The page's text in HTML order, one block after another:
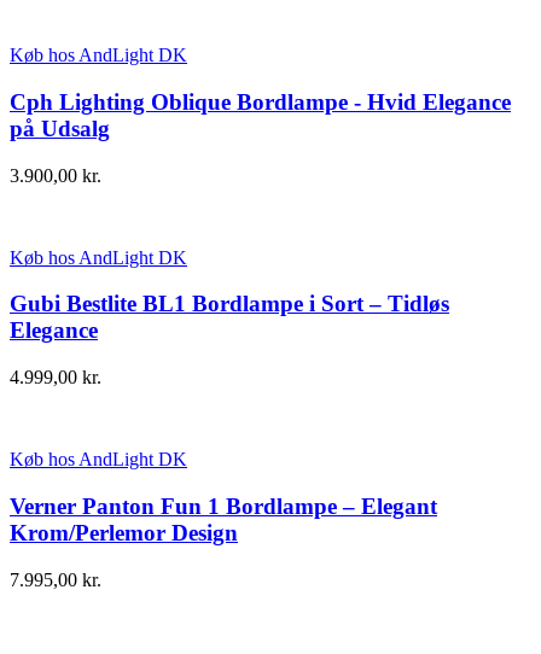
Køb hos AndLight DK
Cph Lighting Oblique Bordlampe - Hvid Elegance
på Udsalg
3.900,00 kr.
Køb hos AndLight DK
Gubi Bestlite BL1 Bordlampe i Sort – Tidløs
Elegance
4.999,00 kr.
Køb hos AndLight DK
Verner Panton Fun 1 Bordlampe – Elegant
Krom/Perlemor Design
7.995,00 kr.